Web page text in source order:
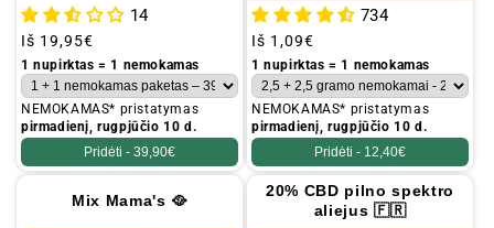
14
Įprastinė
kaina
Iš 19,95€
1 nupirktas = 1 nemokamas
NEMOKAMAS* pristatymas
pirmadienį, rugpjūčio 10 d.
Pridėti - 39,90€
734
Įprastinė
kaina
Iš 1,09€
1 nupirktas = 1 nemokamas
NEMOKAMAS* pristatymas
pirmadienį, rugpjūčio 10 d.
Pridėti - 12,40€
Mix Mama's 🥘
20% CBD pilno spektro
aliejus 🇫🇷